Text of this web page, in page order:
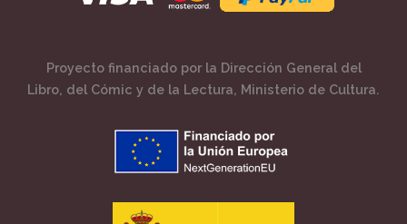
Proyecto financiado por la Dirección General del
Libro, del Cómic y de la Lectura, Ministerio de Cultura.